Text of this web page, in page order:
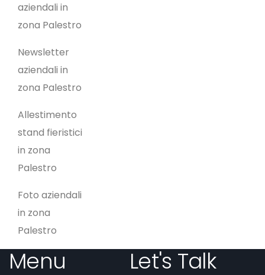
aziendali in
zona Palestro
Newsletter
aziendali in
zona Palestro
Allestimento
stand fieristici
in zona
Palestro
Foto aziendali
in zona
Palestro
Menu Let's Talk